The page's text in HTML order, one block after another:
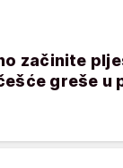
začinite
greše u